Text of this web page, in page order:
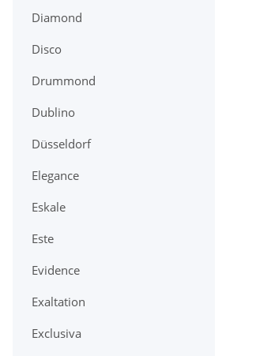
Diamond
Disco
Drummond
Dublino
Düsseldorf
Elegance
Eskale
Este
Evidence
Exaltation
Exclusiva